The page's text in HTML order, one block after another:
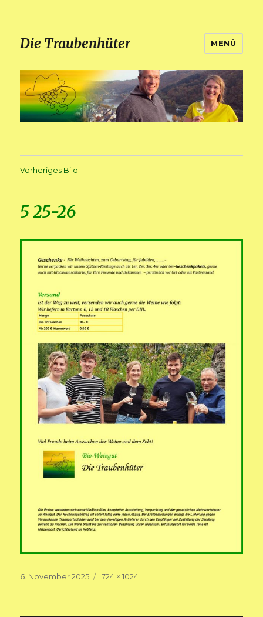
Die Traubenhüter MENÜ
Vorheriges Bild
5 25-26
Veröffentlicht
6. November 2025
Volle
724 × 1024